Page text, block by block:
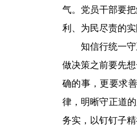
气。党员干部要
利、为民尽责的实
知信行统一
做决策之前要先
确的事，更要求
律，明晰守正道
务实，以钉钉子